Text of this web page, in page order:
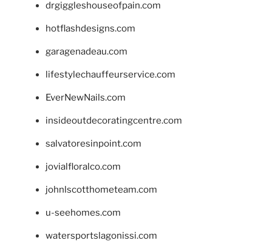
drgiggleshouseofpain.com
hotflashdesigns.com
garagenadeau.com
lifestylechauffeurservice.com
EverNewNails.com
insideoutdecoratingcentre.com
salvatoresinpoint.com
jovialfloralco.com
johnlscotthometeam.com
u-seehomes.com
watersportslagonissi.com